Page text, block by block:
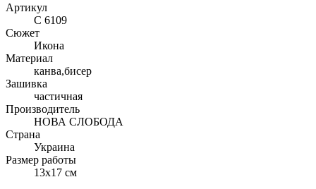
Артикул
С 6109
Сюжет
Икона
Материал
канва,бисер
Зашивка
частичная
Производитель
НОВА СЛОБОДА
Страна
Украина
Размер работы
13x17 см